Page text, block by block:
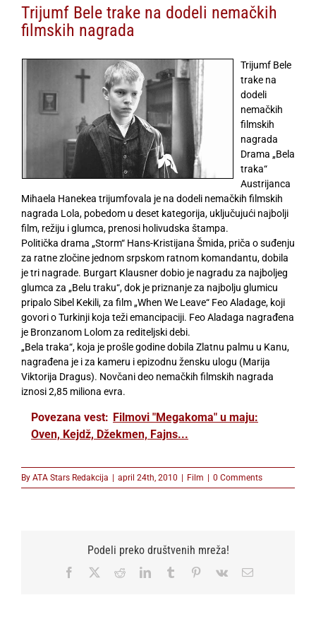
Trijumf Bele trake na dodeli nemačkih
filmskih nagrada
Trijumf Bele
trake na
dodeli
nemačkih
filmskih
nagrada
Drama „Bela
traka“
Austrijanca
Mihaela Hanekea trijumfovala je na dodeli nemačkih filmskih
nagrada Lola, pobedom u deset kategorija, uključujući najbolji
film, režiju i glumca, prenosi holivudska štampa.
Politička drama „Storm“ Hans-Kristijana Šmida, priča o suđenju
za ratne zločine jednom srpskom ratnom komandantu, dobila
je tri nagrade. Burgart Klausner dobio je nagradu za najboljeg
glumca za „Belu traku“, dok je priznanje za najbolju glumicu
pripalo Sibel Kekili, za film „When We Leave“ Feo Aladage, koji
govori o Turkinji koja teži emancipaciji. Feo Aladaga nagrađena
je Bronzanom Lolom za rediteljski debi.
„Bela traka“, koja je prošle godine dobila Zlatnu palmu u Kanu,
nagrađena je i za kameru i epizodnu žensku ulogu (Marija
Viktorija Dragus). Novčani deo nemačkih filmskih nagrada
iznosi 2,85 miliona evra.
Povezana vest: Filmovi "Megakoma" u maju:
Oven, Kejdž, Džekmen, Fajns...
By ATA Stars Redakcija | april 24th, 2010 | Film | 0 Comments
Podeli preko društvenih mreža!
Facebook RedditLinkedInTumblr Pinterest
Vk Email